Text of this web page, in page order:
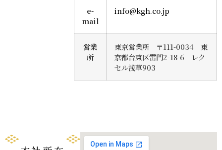
e-
mail
info@kgh.co.jp
営業
所
東京営業所 〒111-0034 東
京都台東区雷門2-18-6 レク
セル浅草903
本社所在